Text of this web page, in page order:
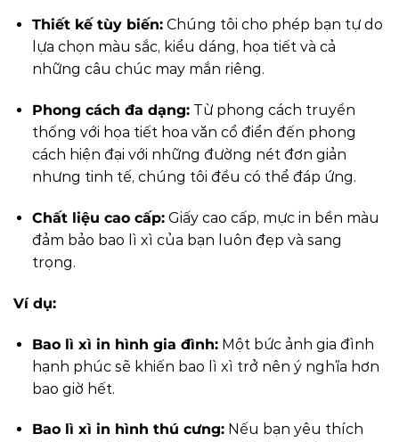
Thiết kế tùy biến:Chúng tôi cho phép bạn tự do
lựa chọn màu sắc, kiểu dáng, họa tiết và cả
những câu chúc may mắn riêng.
Phong cách đa dạng:Từ phong cách truyền
thống với họa tiết hoa văn cổ điển đến phong
cách hiện đại với những đường nét đơn giản
nhưng tinh tế, chúng tôi đều có thể đáp ứng.
Chất liệu cao cấp:Giấy cao cấp, mực in bền màu
đảm bảo bao lì xì của bạn luôn đẹp và sang
trọng.
Ví dụ:
Bao lì xì in hình gia đình:Một bức ảnh gia đình
hạnh phúc sẽ khiến bao lì xì trở nên ý nghĩa hơn
bao giờ hết.
Bao lì xì in hình thú cưng:Nếu bạn yêu thích